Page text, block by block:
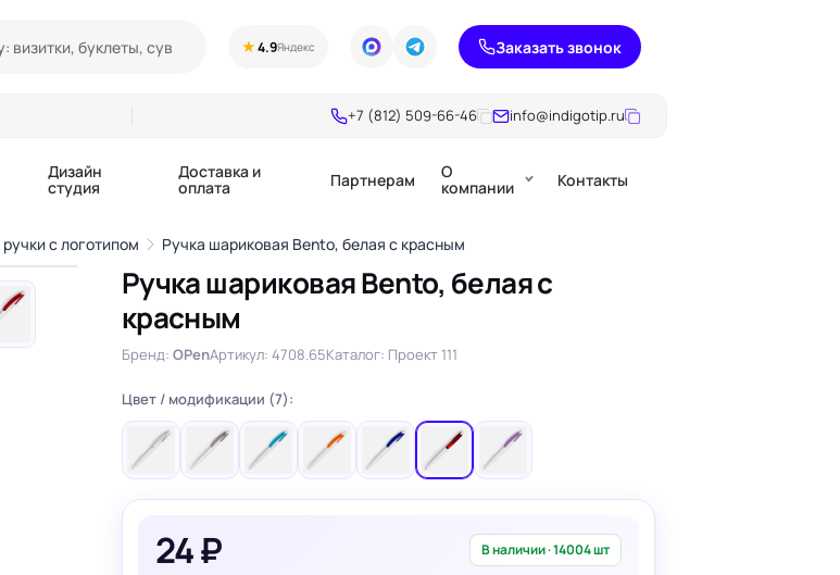
★4.9Яндекс Заказать звонок
+7 (812) 509-66-46 info@indigotip.ru
Календари квартальные
Календари настольные
Календари перекидные
Воблеры
Диспенсеры
Дорхенгеры / Крючки
Некхенгеры
Флажки бумажные
Ценники
Шелфтокеры
Ярлыки и бирки
Каталоги
Дизайн
студия
Доставка и
оплата Партнерам О
компании Контакты
с логотипом Ручка шариковая Bento, белая с красным
›
1/8
Ручка шариковая Bento, белая с
красным
Бренд: OPenАртикул: 4708.65Каталог: Проект 111
Цвет / модификации (7):
24 ₽ В наличии · 14004 шт